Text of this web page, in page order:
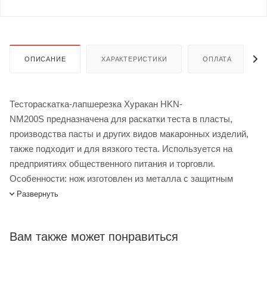
ОПИСАНИЕ ХАРАКТЕРИСТИКИ ОПЛАТА
Тестораскатка-лапшерезка Хуракан HKN-
NM200S предназначена для раскатки теста в пласты,
производства пасты и других видов макаронных изделий,
также подходит и для вязкого теста. Используется на
предприятиях общественного питания и торговли.
Особенности: нож изготовлен из металла с защитным
покрытием (Ст3).
интернет-магазине Лигабаршоп по выгодной цене. Уточнить
Развернуть
Вам также может понравиться